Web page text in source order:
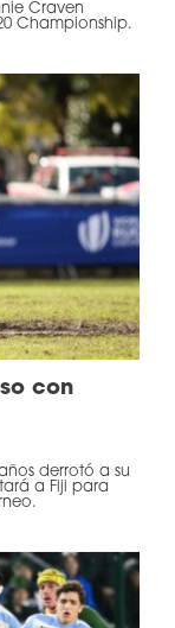
Craven
Championship.
con
derrotó a su
a Fiji para